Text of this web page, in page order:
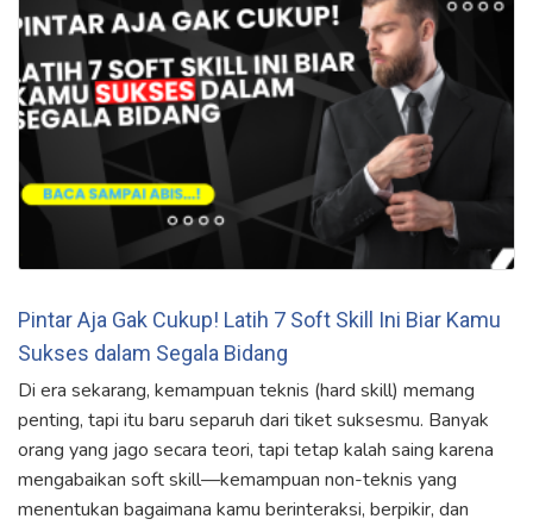
Pintar Aja Gak Cukup! Latih 7 Soft Skill Ini Biar Kamu
Sukses dalam Segala Bidang
Di era sekarang, kemampuan teknis (hard skill) memang
penting, tapi itu baru separuh dari tiket suksesmu. Banyak
orang yang jago secara teori, tapi tetap kalah saing karena
mengabaikan soft skill—kemampuan non-teknis yang
menentukan bagaimana kamu berinteraksi, berpikir, dan